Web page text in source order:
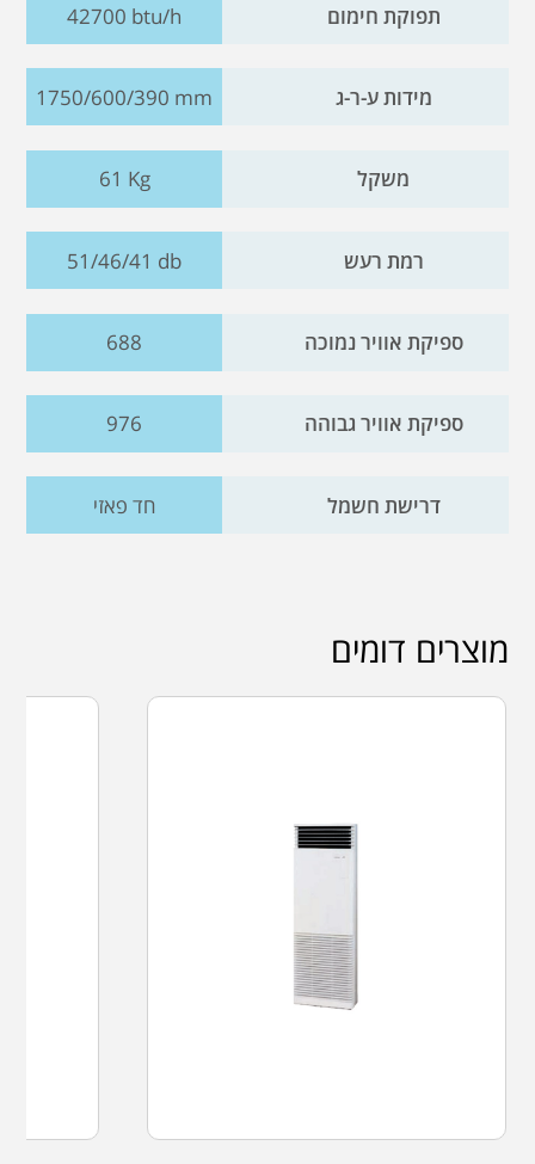
תפוקת חימום 42700 btu/h
מידות ע-ר-ג 1750/600/390 mm
משקל 61 Kg
רמת רעש 51/46/41 db
ספיקת אוויר נמוכה 688
ספיקת אוויר גבוהה 976
דרישת חשמל חד פאזי
מוצרים דומים